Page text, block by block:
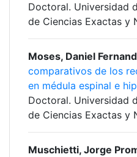
Doctoral. Universidad
de Ciencias Exactas y
Moses, Daniel
comparativos de los
en médula espinal e
Doctoral. Universidad
de Ciencias Exactas y
Muschietti, Jorge